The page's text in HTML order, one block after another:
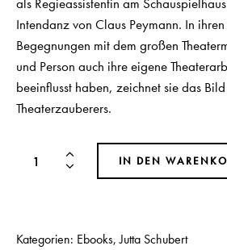
Intendanz von Claus Peymann. In
Begegnungen mit dem großen
und Person auch ihre eigene
beeinflusst haben, zeichnet sie das
Theaterzauberers.
IN DEN
Kategorien: Ebooks,Jutta Schubert